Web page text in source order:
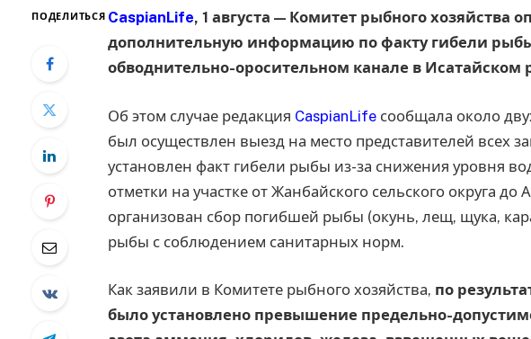
ПОДЕЛИТЬСЯ CaspianLife, 1 августа — Комитет рыбного хозяйства
дополнительную информацию по факту гибели
обводнительно-оросительном канале в Исатайском
​Об этом случае редакция CaspianLifeсообщала около
был осуществлен выезд на место представителей всех
установлен факт гибели рыбы из-за снижения уровня
отметки на участке от Жанбайского сельского округа до
организован сбор погибшей рыбы (окунь, лещ, щука,
рыбы с соблюдением санитарных норм.
Как заявили в Комитете рыбного хозяйства, по
было установлено превышение предельно-